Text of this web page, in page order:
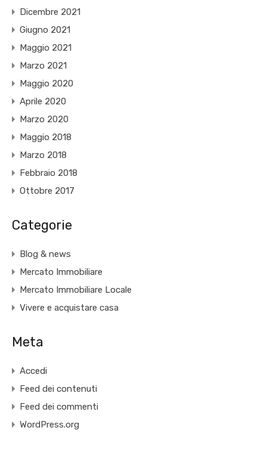
Dicembre 2021
Giugno 2021
Maggio 2021
Marzo 2021
Maggio 2020
Aprile 2020
Marzo 2020
Maggio 2018
Marzo 2018
Febbraio 2018
Ottobre 2017
Categorie
Blog & news
Mercato Immobiliare
Mercato Immobiliare Locale
Vivere e acquistare casa
Meta
Accedi
Feed dei contenuti
Feed dei commenti
WordPress.org